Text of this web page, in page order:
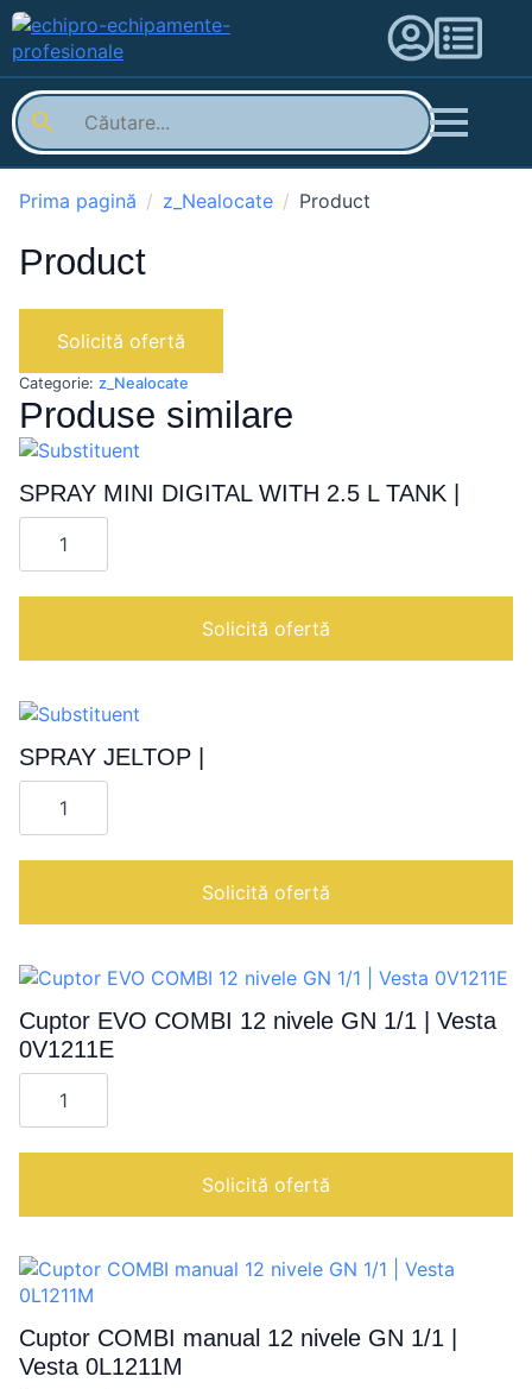
Prima pagină z_Nealocate Product
Product
Solicită ofertă
Categorie: z_Nealocate
Produse similare
SPRAY MINI DIGITAL WITH 2.5 L TANK |
Cantitate
SPRAY
WITH
TANK
Solicită ofertă
SPRAY JELTOP |
Cantitate
SPRAY
Solicită ofertă
Cuptor EVO COMBI 12 nivele GN 1/1 | Vesta
0V1211E
Cantitate
Cuptor
12
1/1
Vesta
0V1211E
Solicită ofertă
Cuptor COMBI manual 12 nivele GN 1/1 |
Vesta 0L1211M